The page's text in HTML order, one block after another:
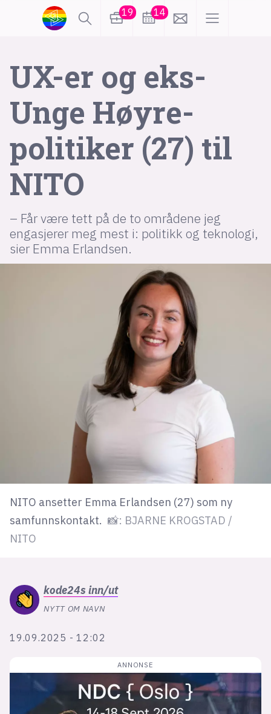
19 14
UX-er og eks-
Unge Høyre-
politiker (27) til
NITO
– Får være tett på de to områdene jeg
engasjerer meg mest i: politikk og teknologi,
sier Emma Erlandsen.
NITO ansetter Emma Erlandsen (27) som ny
samfunnskontakt. 📸: BJARNE KROGSTAD /
NITO
kode24s inn/ut
NYTT OM NAVN
19.09.2025 - 12:02
lønn
karriere
meninger
utdanning sikkerhet
kontor
frontend
tilgjengelighet
ukas koder
inn/ut
hobby
kode24-klubben
Facebook
annonsepriser
annonseguide
suksesshistorier
Bli firmapartner